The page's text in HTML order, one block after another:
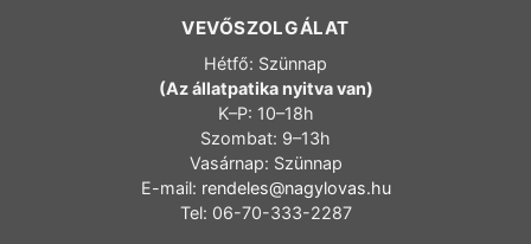
VEVŐSZOLGÁLAT
Hétfő: Szünnap
(Az állatpatika nyitva van)
K–P: 10–18h
Szombat: 9–13h
Vasárnap: Szünnap
E-mail: rendeles@nagylovas.hu
Tel: 06-70-333-2287